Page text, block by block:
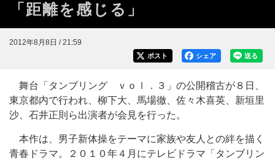
「距離を感じる」
2012年8月8日 / 21:59
送る
シェア
ポスト
舞台「タンブリング ｖｏｌ．３」の公開稽古が８日、
東京都内で行われ、柳下大、馬場徹、佐々木喜英、新垣里
沙、石井正則ら出演者が会見を行った。
本作は、男子新体操をテーマに家族や友人との絆を描く
青春ドラマ。２０１０年４月にテレビドラマ「タンブリン